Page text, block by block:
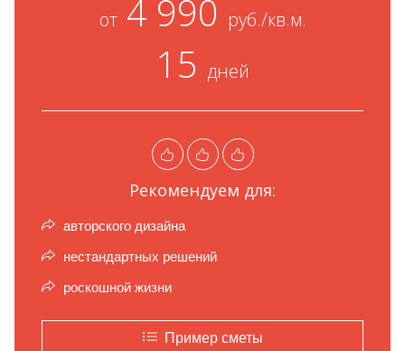
от4 990 руб./кв.м.
15 дней
Рекомендуем для:
авторского дизайна
нестандартных решений
роскошной жизни
Пример сметы